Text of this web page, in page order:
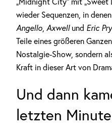
wieder Sequenzen, in denen
Angello, Axwell und Eric
Teile eines größeren
Nostalgie-Show, sondern
Kraft in dieser Art von
Und dann
letzten